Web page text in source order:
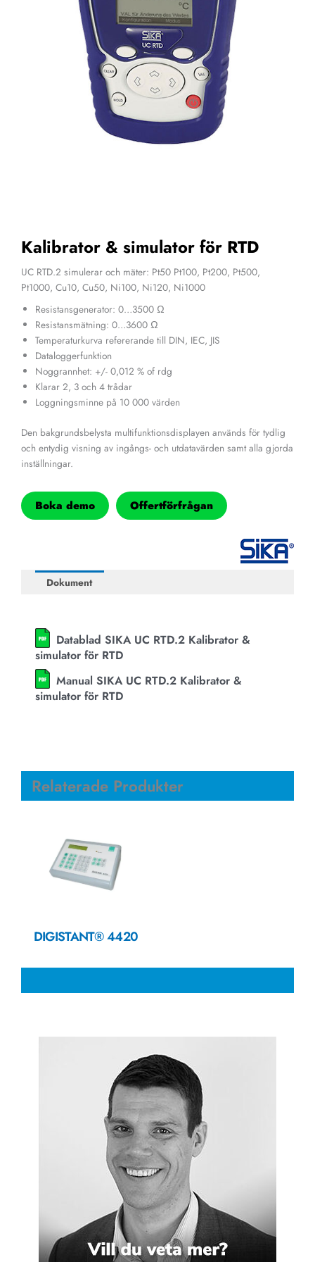
Kalibrator & simulator för RTD
UC RTD.2 simulerar och mäter: Pt50 Pt100, Pt200, Pt500,
Pt1000, Cu10, Cu50, Ni100, Ni120, Ni1000
Resistansgenerator: 0…3500 Ω
Resistansmätning: 0…3600 Ω
Temperaturkurva refererande till DIN, IEC, JIS
Dataloggerfunktion
Noggrannhet: +/- 0,012 % of rdg
Klarar 2, 3 och 4 trådar
Loggningsminne på 10 000 värden
Den bakgrundsbelysta multifunktionsdisplayen används för tydlig
och entydig visning av ingångs- och utdatavärden samt alla gjorda
inställningar.
Boka demo Offertförfrågan
Dokument
Datablad SIKA UC RTD.2 Kalibrator &
simulator för RTD
Manual SIKA UC RTD.2 Kalibrator &
simulator för RTD
Relaterade Produkter
DIGISTANT® 4420